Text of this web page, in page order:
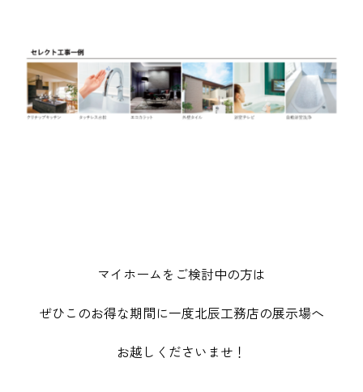
マイホームをご検討中の方は
ぜひこのお得な期間に一度北辰工務店の展示場へ
お越しくださいませ！